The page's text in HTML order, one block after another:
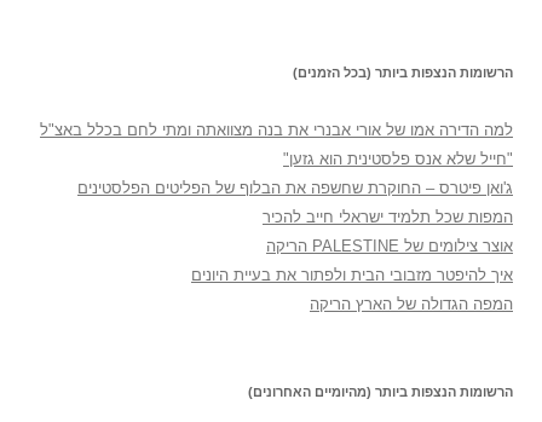
הרשומות הנצפות ביותר (בכל הזמנים)
למה הדירה אמו של אורי אבנרי את בנה מצוואתה ומתי לחם בכלל באצ"ל
"חייל שלא אנס פלסטינית הוא גזען"
ג'ואן פיטרס – החוקרת שחשפה את הבלוף של הפליטים הפלסטינים
המפות שכל תלמיד ישראלי חייב להכיר
אוצר צילומים של PALESTINE הריקה
איך להיפטר מזבובי הבית ולפתור את בעיית היונים
המפה הגדולה של הארץ הריקה
הרשומות הנצפות ביותר (מהיומיים האחרונים)